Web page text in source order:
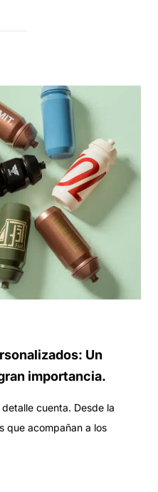
Un
importancia.
cuenta. Desde la
que acompañan a los